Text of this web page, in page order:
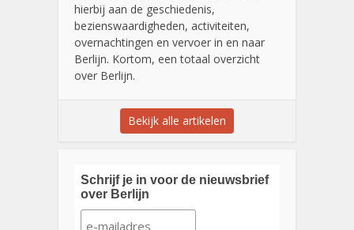
hierbij aan de geschiedenis,
bezienswaardigheden, activiteiten,
overnachtingen en vervoer in en naar
Berlijn. Kortom, een totaal overzicht
over Berlijn.
Bekijk alle artikelen
Schrijf je in voor de nieuwsbrief
over Berlijn